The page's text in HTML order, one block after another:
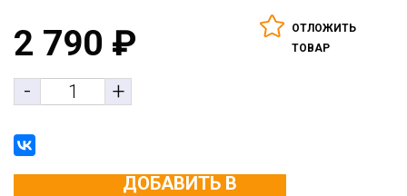
2 790 ₽
- +
ОТЛОЖИТЬ
ТОВАР
ДОБАВИТЬ В